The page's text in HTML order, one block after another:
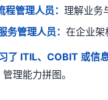
程管理人员：理解业务
务管理人员：在企业架
了 ITIL、COBIT 或信
理能力拼图。